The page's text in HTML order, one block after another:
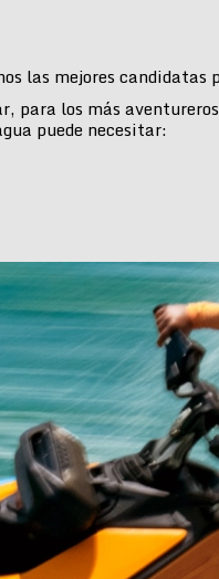
las mejores candidatas
para los más
puede necesitar: